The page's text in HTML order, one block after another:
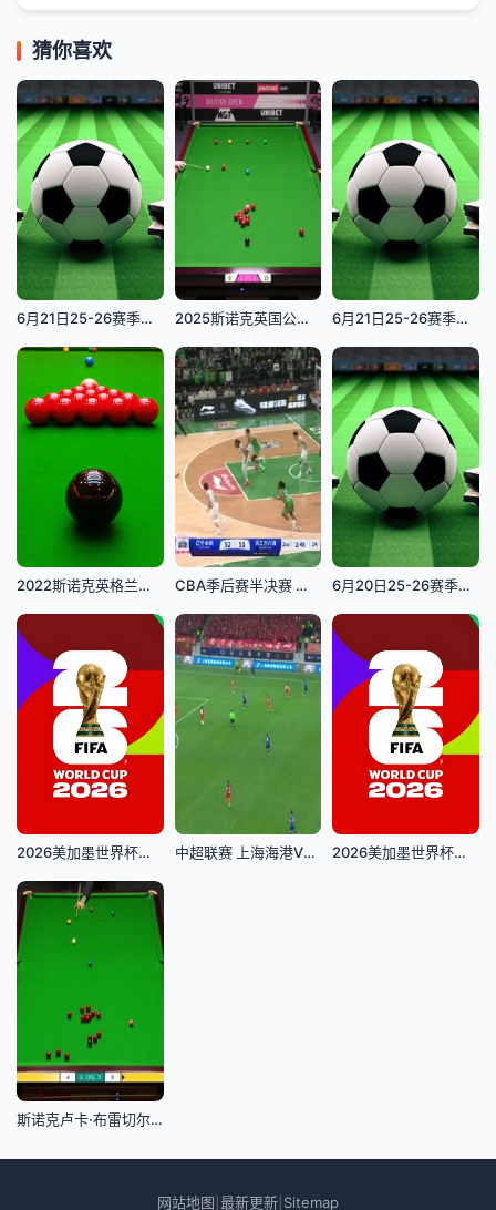
猜你喜欢
6月21日25-26赛季贵州村超联赛 阳光村足球队VS小堡村足球队 2025斯诺克英国公开赛第2轮常冰玉4-1龙泽煌20250923 6月21日25-26赛季贵州村超联赛 富民村足球队VS水尾村足球队
2022斯诺克英格兰公开赛 第2轮：徐思VS丁俊晖录播 CBA季后赛半决赛 辽宁本钢VS浙江方兴渡 20250501 6月20日25-26赛季贵州村超联赛 色边村足球队VS阳光村足球队
2026美加墨世界杯小组赛E组：德国VS科特迪瓦 中超联赛 上海海港VS上海申花 20240427 2026美加墨世界杯小组赛F组：荷兰VS瑞典
斯诺克卢卡·布雷切尔18-15马克·塞尔比20230501(李照)【第二阶段】
网站地图 最新更新 Sitemap